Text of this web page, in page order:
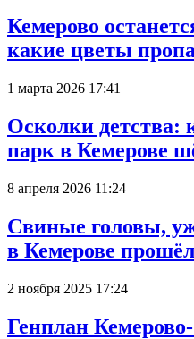
Кемерово
какие цветы
1 марта 2026 17:41
Осколки детства:
парк в Кемерове
8 апреля 2026 11:24
Свиные головы,
в Кемерове
2 ноября 2025 17:24
Генплан